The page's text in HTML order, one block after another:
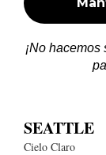
¡No hacemos
SEATTLE
Cielo Claro